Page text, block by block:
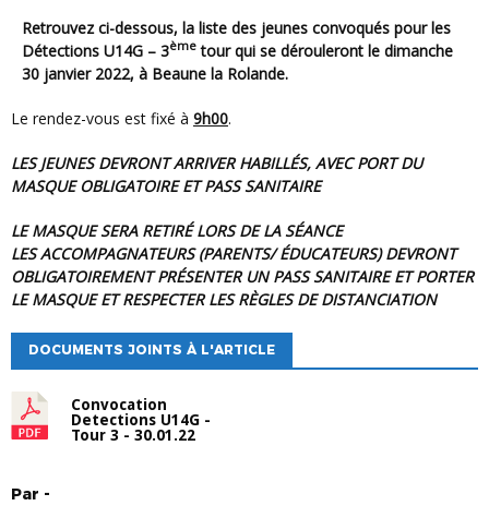
Retrouvez ci-dessous, la liste des jeunes convoqués pour les
Détections U14G – 3ème tour qui se dérouleront le dimanche
30 janvier 2022, à Beaune la Rolande.
Le rendez-vous est fixé à 9h00.
LES JEUNES DEVRONT ARRIVER HABILLÉS, AVEC PORT DU
MASQUE OBLIGATOIRE ET PASS SANITAIRE
LE MASQUE SERA RETIRÉ LORS DE LA SÉANCE
LES ACCOMPAGNATEURS (PARENTS/ ÉDUCATEURS) DEVRONT
OBLIGATOIREMENT PRÉSENTER UN PASS SANITAIRE ET PORTER
LE MASQUE ET RESPECTER LES RÈGLES DE DISTANCIATION
DOCUMENTS JOINTS À L'ARTICLE
Convocation
Detections U14G -
Tour 3 - 30.01.22
Par -